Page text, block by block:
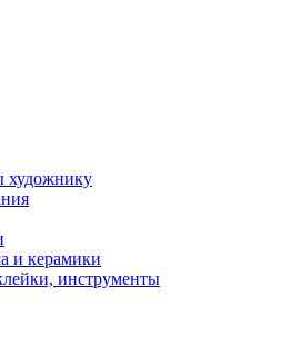
художнику
и керамики
инструменты